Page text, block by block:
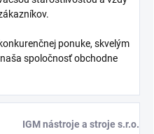
ponuke, skvelým
spoločnosť obchodne
IGM nástroje a stroje s.r.o.